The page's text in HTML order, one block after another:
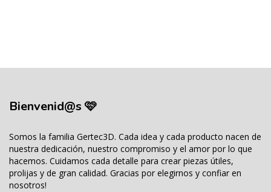
Bienvenid@s 🩷
Somos la familia Gertec3D. Cada idea y cada producto nacen de
nuestra dedicación, nuestro compromiso y el amor por lo que
hacemos. Cuidamos cada detalle para crear piezas útiles,
prolijas y de gran calidad. Gracias por elegirnos y confiar en
nosotros!